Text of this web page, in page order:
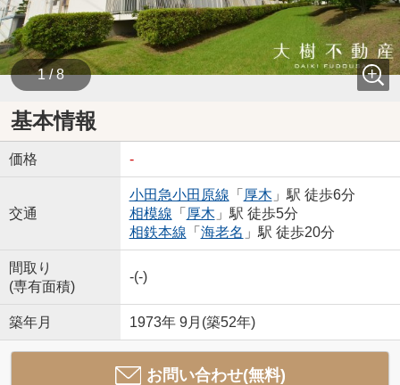
1 / 8
基本情報
価格 -
交通
小田急小田原線 「 厚木 」駅 徒歩6分
相模線 「 厚木 」駅 徒歩5分
相鉄本線 「 海老名 」駅 徒歩20分
間取り
(専有面積)
-(-)
築年月 1973年 9月(築52年)
お問い合わせ(無料)